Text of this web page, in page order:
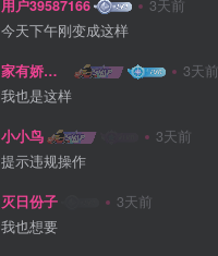
用户39587166 3天前
今天下午刚变成这样
家有娇妻扁鹊难医 3天前
我也是这样
小小鸟 3天前
提示违规操作
灭日份子 3天前
我也想要